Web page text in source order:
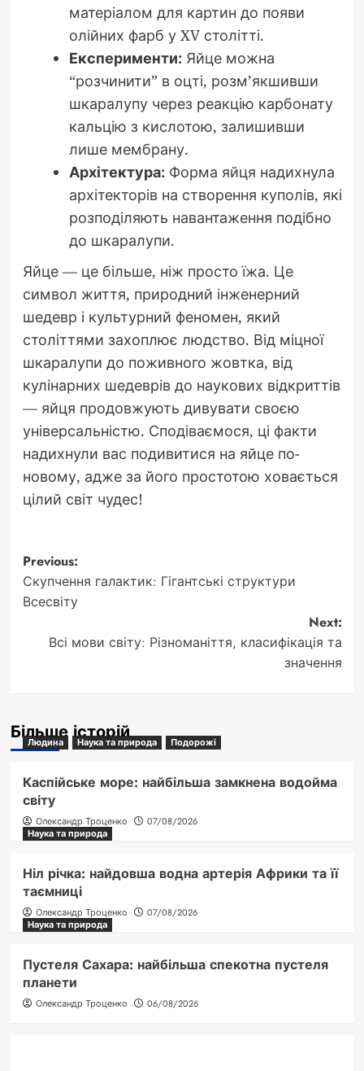
матеріалом для картин до появи
олійних фарб у XV столітті.
Експерименти:Яйце можна
“розчинити” в оцті, розм’якшивши
шкаралупу через реакцію карбонату
кальцію з кислотою, залишивши
лише мембрану.
Архітектура:Форма яйця надихнула
архітекторів на створення куполів, які
розподіляють навантаження подібно
до шкаралупи.
Яйце — це більше, ніж просто їжа. Це
символ життя, природний інженерний
шедевр і культурний феномен, який
століттями захоплює людство. Від міцної
шкаралупи до поживного жовтка, від
кулінарних шедеврів до наукових відкриттів
— яйця продовжують дивувати своєю
універсальністю. Сподіваємося, ці факти
надихнули вас подивитися на яйце по-
новому, адже за його простотою ховається
цілий світ чудес!
Post
navigation
Previous:
Скупчення галактик: Гігантські структури
Всесвіту
Next:
Всі мови світу: Різноманіття, класифікація та
значення
Більше історій
Людина Наука та природа Подорожі
Каспійське море: найбільша замкнена водойма
світу
Олександр Троценко
07/08/2026
Наука та природа
Ніл річка: найдовша водна артерія Африки та її
таємниці
Олександр Троценко
07/08/2026
Наука та природа
Пустеля Сахара: найбільша спекотна пустеля
планети
Олександр Троценко 06/08/2026